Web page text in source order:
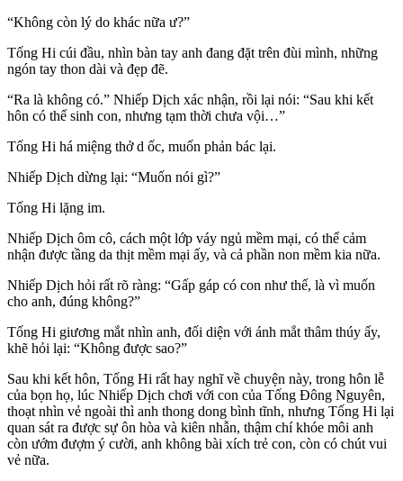
“Không còn lý do khác nữa ư?”
Tống Hi cúi đầu, nhìn bàn tay anh đang đặt trên đùi mình, những
ngón tay thon dài và đẹp đẽ.
“Ra là không có.” Nhiếp Dịch xác nhận, rồi lại nói: “Sau khi kết
hôn có thể sinh con, nhưng tạm thời chưa vội…”
Tống Hi há miệng thở d ốc, muốn phản bác lại.
Nhiếp Dịch dừng lại: “Muốn nói gì?”
Tống Hi lặng im.
Nhiếp Dịch ôm cô, cách một lớp váy ngủ mềm mại, có thể cảm
nhận được tầng da thịt mềm mại ấy, và cả phần non mềm kia nữa.
Nhiếp Dịch hỏi rất rõ ràng: “Gấp gáp có con như thế, là vì muốn
cho anh, đúng không?”
Tống Hi giương mắt nhìn anh, đối diện với ánh mắt thâm thúy ấy,
khẽ hỏi lại: “Không được sao?”
Sau khi kết hôn, Tống Hi rất hay nghĩ về chuyện này, trong hôn lễ
của bọn họ, lúc Nhiếp Dịch chơi với con của Tống Đông Nguyên,
thoạt nhìn vẻ ngoài thì anh thong dong bình tĩnh, nhưng Tống Hi lại
quan sát ra được sự ôn hòa và kiên nhẫn, thậm chí khóe môi anh
còn ướm đượm ý cười, anh không bài xích trẻ con, còn có chút vui
vẻ nữa.